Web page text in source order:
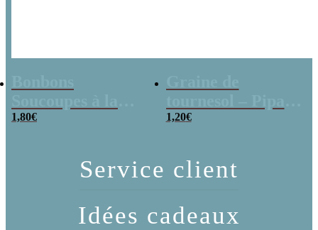
poudre (x20)
1,80€
x 3
1,20€
Service client
Idées cadeaux